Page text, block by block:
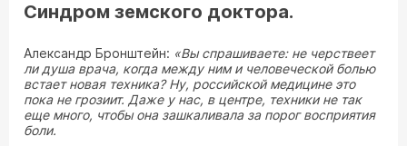
Синдром земского доктора.
Александр Бронштейн: «Вы спрашиваете: не черствеет
ли душа врача, когда между ним и человеческой болью
встает новая техника? Ну, российской медицине это
пока не грозиит. Даже у нас, в центре, техники не так
еще много, чтобы она зашкаливала за порог восприятия
боли.